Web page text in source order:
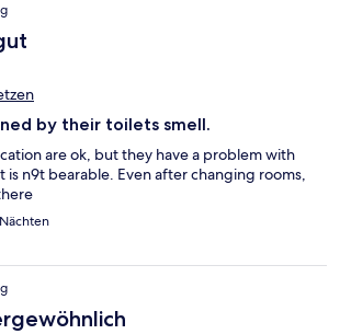
by their toilets smell.
are ok, but they have a problem with
is n9t bearable. Even after changing rooms,